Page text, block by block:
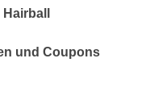
und Coupons